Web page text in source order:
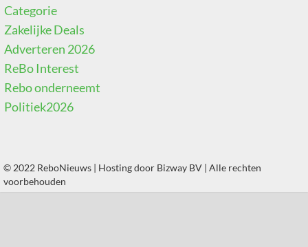
Categorie
Zakelijke Deals
Adverteren 2026
ReBo Interest
Rebo onderneemt
Politiek2026
© 2022 ReboNieuws | Hosting door Bizway BV | Alle rechten
voorbehouden